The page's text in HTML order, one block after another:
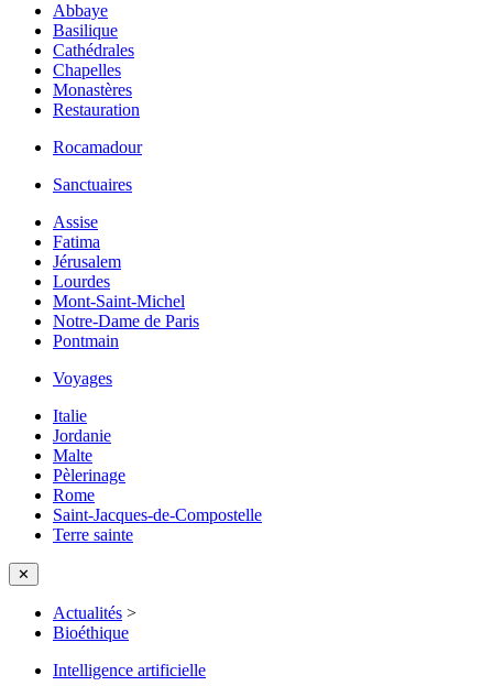
Abbaye
Basilique
Cathédrales
Chapelles
Monastères
Restauration
Rocamadour
Sanctuaires
Assise
Fatima
Jérusalem
Lourdes
Mont-Saint-Michel
Notre-Dame de Paris
Pontmain
Voyages
Italie
Jordanie
Malte
Pèlerinage
Rome
Saint-Jacques-de-Compostelle
Terre sainte
✕
Actualités >
Bioéthique
Intelligence artificielle